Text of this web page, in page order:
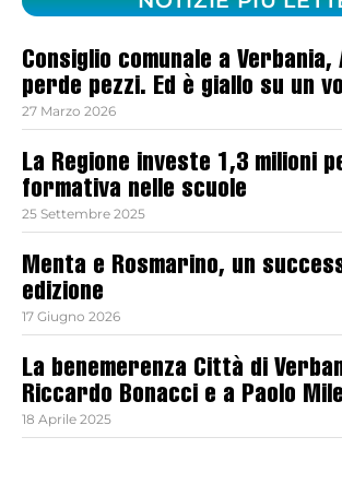
Consiglio comunale a
perde pezzi. Ed è giallo su un
27 Marzo 2026
La Regione investe 1,3 milioni
formativa nelle scuole
25 Settembre 2025
Menta e Rosmarino, un
edizione
17 Giugno 2026
La benemerenza Città di
Riccardo Bonacci e a Paolo
18 Aprile 2025